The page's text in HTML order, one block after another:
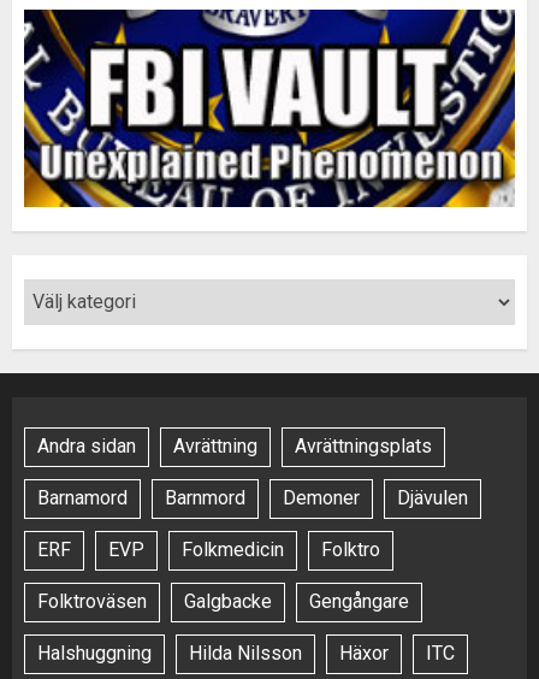
Andra sidan Avrättning Avrättningsplats
Barnamord Barnmord Demoner Djävulen
ERF EVP Folkmedicin Folktro
Folktroväsen Galgbacke Gengångare
Halshuggning Hilda Nilsson Häxor ITC